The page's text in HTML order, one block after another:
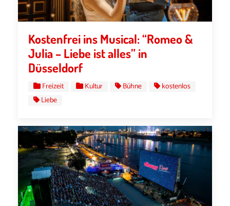
Kostenfrei ins Musical: “Romeo &
Julia – Liebe ist alles” in
Düsseldorf
Freizeit Kultur Bühne
kostenlos
Liebe